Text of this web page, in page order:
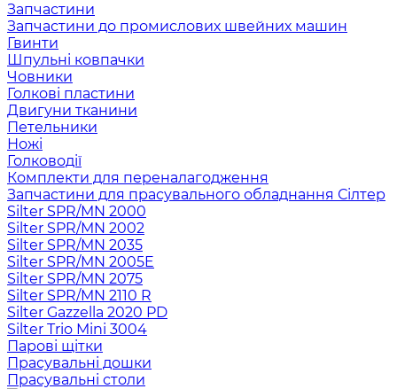
Запчастини
Запчастини до промислових швейних машин
Гвинти
Шпульні ковпачки
Човники
Голкові пластини
Двигуни тканини
Петельники
Ножі
Голководії
Комплекти для переналагодження
Запчастини для прасувального обладнання Сілтер
Silter SPR/MN 2000
Silter SPR/MN 2002
Silter SPR/MN 2035
Silter SPR/MN 2005E
Silter SPR/MN 2075
Silter SPR/MN 2110 R
Silter Gazzella 2020 PD
Silter Trio Mini 3004
Парові щітки
Прасувальні дошки
Прасувальні столи